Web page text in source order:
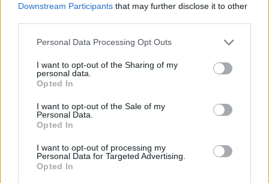
Downstream Participants that may further disclose it to other
Personal Data Processing Opt Outs
I want to opt-out of the Sharing of my
personal data.
Opted In
I want to opt-out of the Sale of my
Personal Data.
Opted In
I want to opt-out of processing my
Personal Data for Targeted Advertising.
Opted In
Grantchester
Serie/ Krimiserie
Grantchester
Auf der Flucht vor seinen Problemen in Grantchester
auf der Suche nach Antworten für Mrs. Maguire in einem
Serie/ Krimiserie